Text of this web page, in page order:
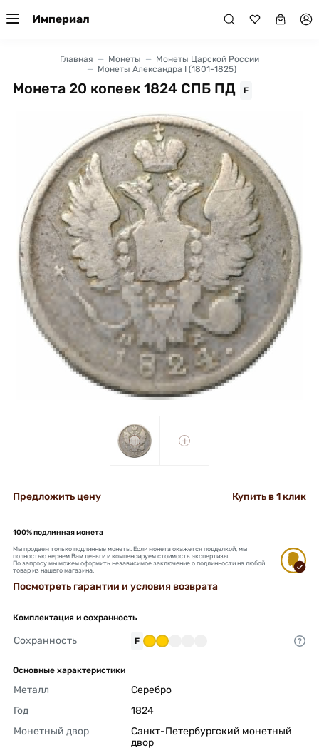
Империал
Главная Монеты
Монеты Царской России
Монеты Александра I (1801-1825)
Монета 20 копеек 1824 СПБ ПД F
+ +
Предложить цену Купить в 1 клик
100% подлинная монета
Мы продаем только подлинные монеты. Если монета окажется подделкой, мы
полностью вернем Вам деньги и компенсируем стоимость экспертизы.
По запросу мы можем оформить независимое заключение о подлинности на любой
товар из нашего магазина.
Посмотреть гарантии и условия возврата
Комплектация и сохранность
Сохранность F
Основные характеристики
Металл
Серебро
Год
1824
Монетный двор
Санкт-Петербургский монетный
двор